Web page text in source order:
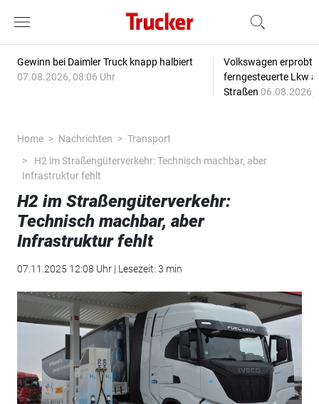
Gewinn bei Daimler Truck knapp halbiert
07.08.2026, 08:06 Uhr
Volkswagen erprobt
ferngesteuerte Lkw
Straßen 06.08.2026,
Home Nachrichten
Transport
H2 im Straßengüterverkehr: Technisch machbar, aber
Infrastruktur fehlt
H2 im Straßengüterverkehr:
Technisch machbar, aber
Infrastruktur fehlt
07.11.2025 12:08 Uhr | Lesezeit: 3 min